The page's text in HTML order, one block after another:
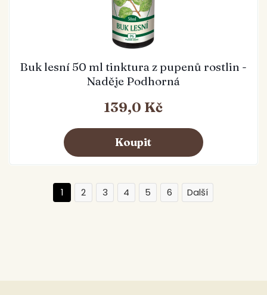
Buk lesní 50 ml tinktura z pupenů rostlin -
Naděje Podhorná
139,0 Kč
1 2 3 4 5 6